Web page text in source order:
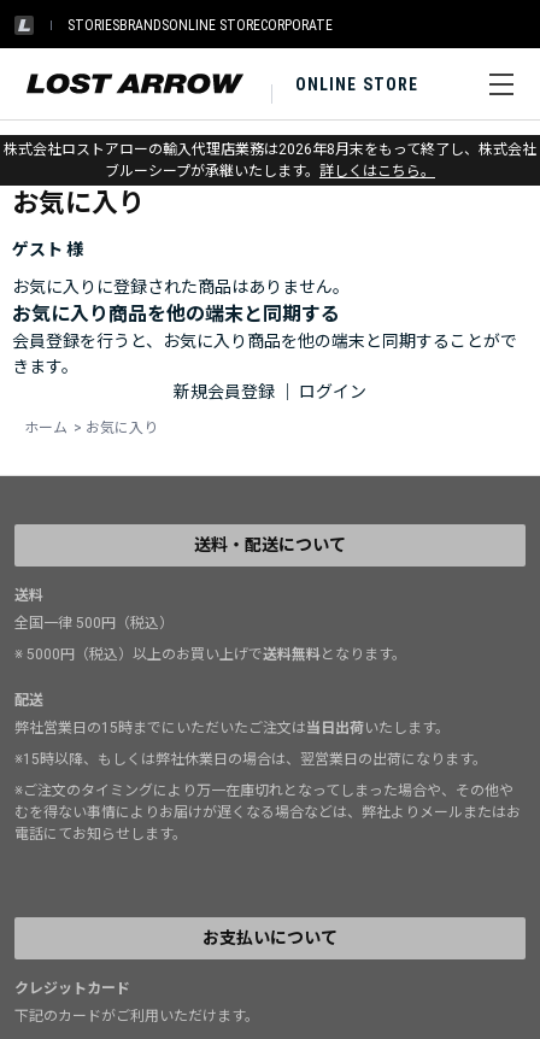
STORIESBRANDSONLINE STORECORPORATE
ONLINE STORE
株式会社ロストアローの輸入代理店業務は2026年8月末をもって終了し、株式会社
ブルーシープが承継いたします。 詳しくはこちら。
ホーム > お気に入り
お気に入り
ゲスト 様
お気に入りに登録された商品はありません。
お気に入り商品を他の端末と同期する
会員登録を行うと、お気に入り商品を他の端末と同期することがで
きます。
新規会員登録
ログイン
ホーム > お気に入り
送料・配送について
送料
全国一律 500円（税込）
※ 5000円（税込）以上のお買い上げで送料無料となります。
配送
弊社営業日の15時までにいただいたご注文は当日出荷いたします。
※15時以降、もしくは弊社休業日の場合は、翌営業日の出荷になります。
※ご注文のタイミングにより万一在庫切れとなってしまった場合や、その他や
むを得ない事情によりお届けが遅くなる場合などは、弊社よりメールまたはお
電話にてお知らせします。
お支払いについて
クレジットカード
下記のカードがご利用いただけます。